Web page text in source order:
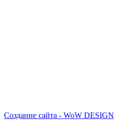
Создание сайта - WoW DESIGN